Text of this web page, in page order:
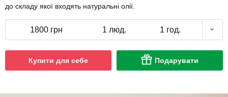
до складу якої входять натуральні олії.
1800 грн 1 люд. 1 год.
Купити для себе Подарувати